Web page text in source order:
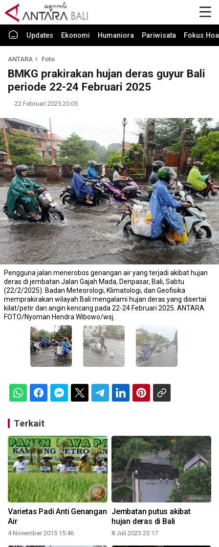
Updates Ekonomi Humaniora Pariwisata Fokus
ANTARA Foto
BMKG prakirakan hujan deras guyur Bali
periode 22-24 Februari 2025
22 Februari 2025 20:05
Pengguna jalan menerobos genangan air yang terjadi akibat hujan
deras di jembatan Jalan Gajah Mada, Denpasar, Bali, Sabtu
(22/2/2025). Badan Meteorologi, Klimatologi, dan Geofisika
memprakirakan wilayah Bali mengalami hujan deras yang disertai
kilat/petir dan angin kencang pada 22-24 Februari 2025. ANTARA
FOTO/Nyoman Hendra Wibowo/wsj.
Terkait
Varietas Padi Anti Genangan
Air
4 November 2015 15:46
Jembatan putus akibat
hujan deras di Bali
8 Juli 2023 23:17